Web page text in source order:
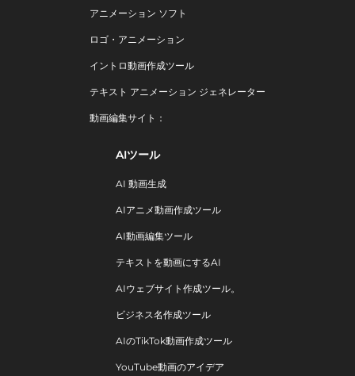
アニメーション ソフト
ロゴ・アニメーション
イントロ動画作成ツール
テキスト アニメーション ジェネレーター
動画編集サイト：
AIツール
AI 動画生成
AIアニメ動画作成ツール
AI動画編集ツール
テキストを動画にするAI
AIウェブサイト作成ツール。
ビジネス名作成ツール
AIのTikTok動画作成ツール
YouTube動画のアイデア